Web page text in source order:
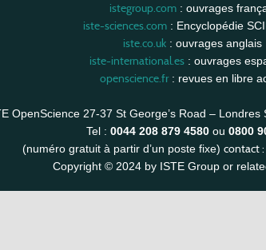
istegroup.com: ouvrages
iste-sciences.com: Encyclopédie
iste.co.uk : ouvrages anglais
iste-international.es: ouvrages
openscience.fr: revues en libre
OpenScience 27-37 St George’s Road –
Tel : 0044 208 879 4580 ou 0800
(numéro gratuit à partir d’un poste fixe) contact :
Copyright © 2024 by ISTE Group or